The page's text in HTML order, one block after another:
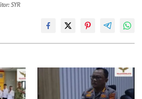
SYR